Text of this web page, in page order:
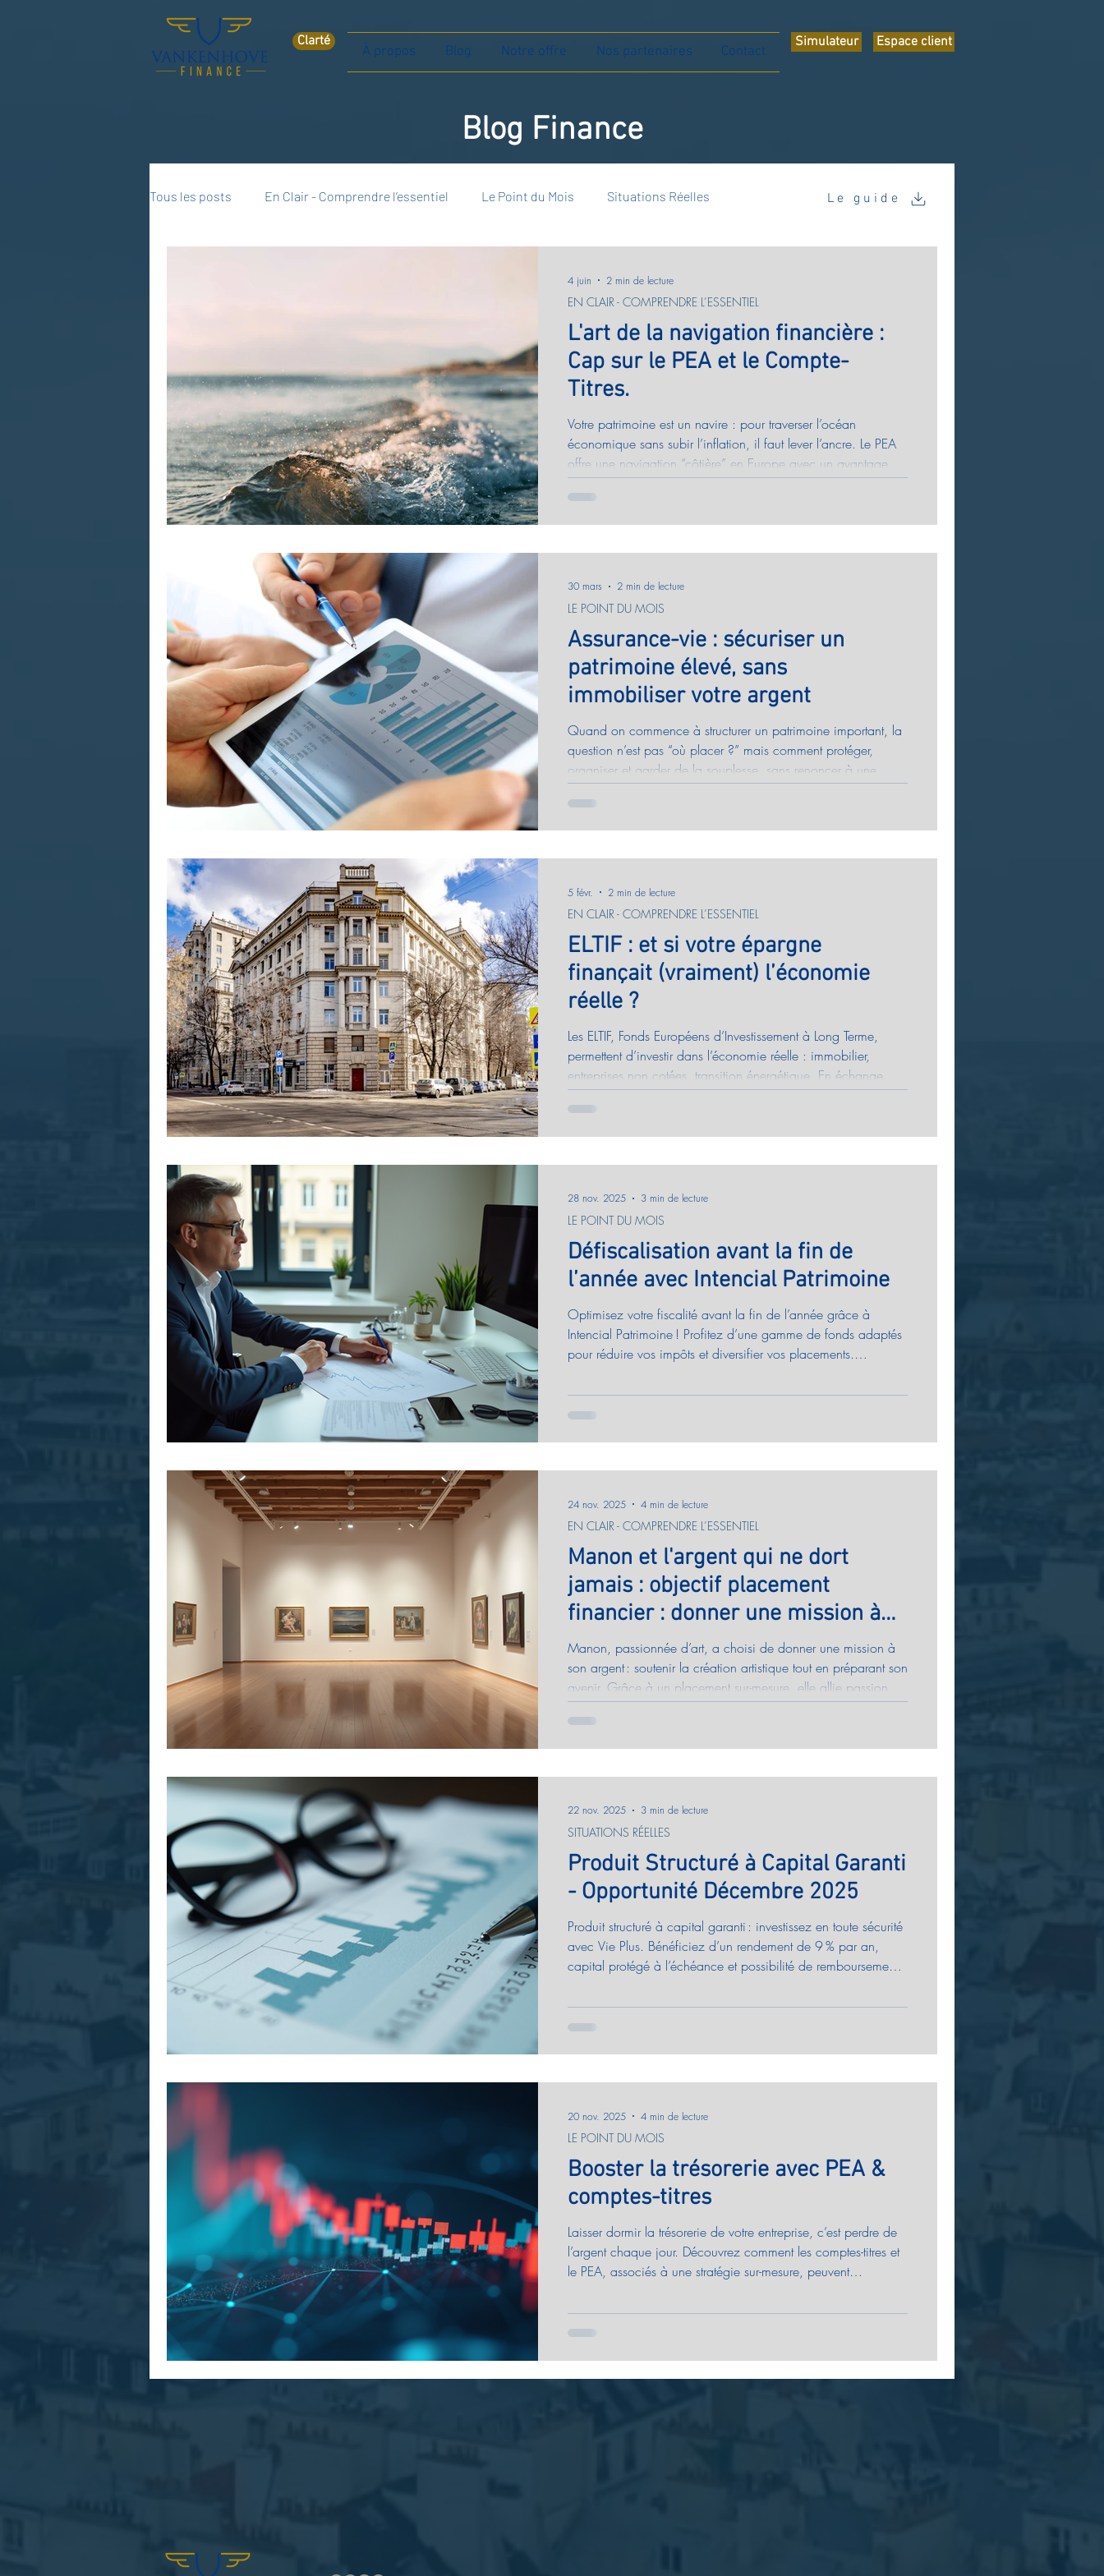
Clarté
À propos Blog Notre offre Nos partenaires Contact
Simulateur Espace client
Blog Finance
Tous les posts En Clair - Comprendre l’essentiel Le Point du Mois Situations Réelles
L'art de la navigation financière :
Cap sur le PEA et le Compte-
Titres.
Votre patrimoine est un navire : pour traverser l’océan
économique sans subir l’inflation, il faut lever l’ancre. Le PEA
offre une navigation “côtière” en Europe avec un avantage
fiscal après 5 ans, tandis que le Compte‑Titres ouvre l’accès
aux marchés mondiaux (IA, semi‑conducteurs…). Deux cartes
complémentaires pour ajuster vos voiles.
EN CLAIR - COMPRENDRE L’ESSENTIEL
4 juin 2 min de lecture
Assurance-vie : sécuriser un
patrimoine élevé, sans
immobiliser votre argent
Quand on commence à structurer un patrimoine important, la
question n’est pas “où placer ?” mais comment protéger,
organiser et garder de la souplesse, sans renoncer à une
fiscalité efficace. Fonds euros (capital garanti), unités de
compte (diversification maîtrisée) et, selon les enjeux, cadre
luxembourgeois : l’essentiel en 2 minutes, avec sources
LE POINT DU MOIS
30 mars 2 min de lecture
ELTIF : et si votre épargne
finançait (vraiment) l’économie
réelle ?
Les ELTIF, Fonds Européens d’Investissement à Long Terme,
permettent d’investir dans l’économie réelle : immobilier,
entreprises non cotées, transition énergétique. En échange
d’un horizon d’investissement long et d’un risque plus élevé, ils
visent un potentiel de rendement supérieur aux placements
classiques. Exemple : un fonds qui rénove des immeubles
EN CLAIR - COMPRENDRE L’ESSENTIEL
5 févr. 2 min de lecture
Défiscalisation avant la fin de
l’année avec Intencial Patrimoine
Optimisez votre fiscalité avant la fin de l’année grâce à
Intencial Patrimoine ! Profitez d’une gamme de fonds adaptés
pour réduire vos impôts et diversifier vos placements.
digitalisé. Contactez-moi pour étudier la meilleure stratégie et
profiter des dispositifs de défiscalisation avant le 31
LE POINT DU MOIS
28 nov. 2025 3 min de lecture
Manon et l'argent qui ne dort
jamais : objectif placement
financier : donner une mission à
ses placements
Manon, passionnée d’art, a choisi de donner une mission à
son argent : soutenir la création artistique tout en préparant son
avenir. Grâce à un placement sur-mesure, elle allie passion,
sécurité et impact. Découvrez comment investir avec sens et
transformer vos économies en moteur de projets, pour que
votre argent ne dorme jamais.
EN CLAIR - COMPRENDRE L’ESSENTIEL
24 nov. 2025 4 min de lecture
Produit Structuré à Capital Garanti
- Opportunité Décembre 2025
Produit structuré à capital garanti : investissez en toute sécurité
avec Vie Plus. Bénéficiez d’un rendement de 9 % par an,
capital protégé à l’échéance et possibilité de remboursement
souhaitant valoriser leur patrimoine. NB : Risque de perte en
capital, performances passées non garanties.
SITUATIONS RÉELLES
22 nov. 2025 3 min de lecture
Booster la trésorerie avec PEA &
comptes-titres
Laisser dormir la trésorerie de votre entreprise, c’est perdre de
l’argent chaque jour. Découvrez comment les comptes-titres et
le PEA, associés à une stratégie sur-mesure, peuvent
Vankenhove Finance vous accompagne pour sécuriser et
dynamiser votre trésorerie.
LE POINT DU MOIS
20 nov. 2025 4 min de lecture
Le guide